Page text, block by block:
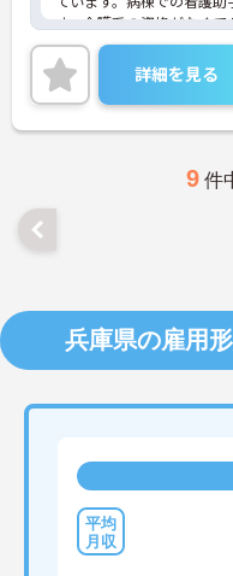
す。介護系の資格がなく
門職が常にそばにいるた
ただけます。日勤のみで
ートとも両立しやすいで
面接対策ポイントなど、
ますのでお気軽にご相談く
詳細を見る
9 件
兵庫県の雇用